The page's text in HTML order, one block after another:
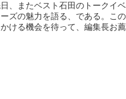
、またベスト石田のトークイ
ーズの魅力を語る、である。こ
かける機会を待って、編集長お